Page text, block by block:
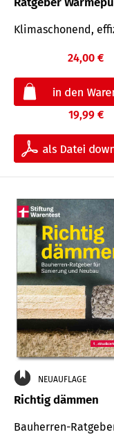
Klimaschonend,
24,00 €
19,99 €
NEUAUFLAGE
Richtig dämmen
Bauherren-